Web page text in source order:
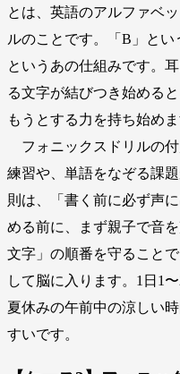
とは、英語のアルファベ
ルのことです。「B」とい
というあの仕組みです。
る文字が結びつき始める
もうとする力を持ち始めま
フォニックスドリルの
練習や、単語をなぞる課
則は、「書く前に必ず声
める前に、まず親子で音
文字」の順番を守ること
して脳に入ります。1日1
夏休みの午前中の涼しい
すいです。